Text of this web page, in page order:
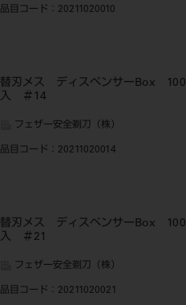
品目コード ：20211020010
替刃メス ディスペンサーBox 100
入 ＃14
フェザー安全剃刀（株）
品目コード ：20211020014
替刃メス ディスペンサーBox 100
入 ＃21
フェザー安全剃刀（株）
品目コード ：20211020021